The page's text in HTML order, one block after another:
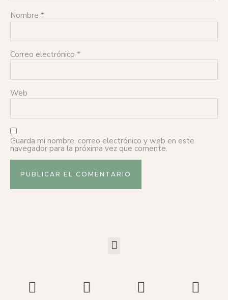
Nombre *
Correo electrónico *
Web
Guarda mi nombre, correo electrónico y web en este
navegador para la próxima vez que comente.